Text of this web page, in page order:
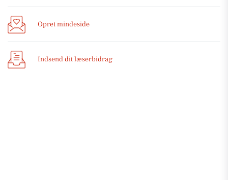
Opret mindeside
Indsend dit læserbidrag